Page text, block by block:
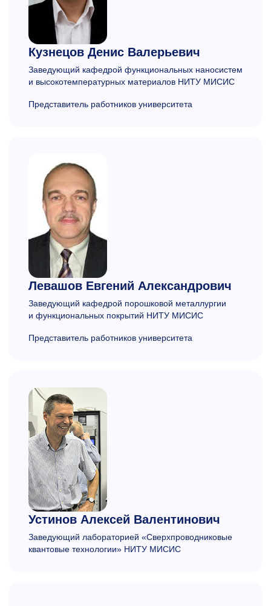
Кузнецов Денис Валерьевич
Заведующий кафедрой функциональных наносистем
и высокотемпературных материалов НИТУ МИСИС
Представитель работников университета
Левашов Евгений Александрович
Заведующий кафедрой порошковой металлургии
и функциональных покрытий НИТУ МИСИС
Представитель работников университета
Устинов Алексей Валентинович
Заведующий лабораторией «Сверхпроводниковые
квантовые технологии» НИТУ МИСИС